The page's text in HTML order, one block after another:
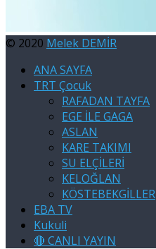
© 2020 Melek DEMİR
ANA SAYFA
TRT Çocuk
RAFADAN TAYFA
EGE İLE GAGA
ASLAN
KARE TAKIMI
SU ELÇİLERİ
KELOĞLAN
KÖSTEBEKGİLLER
EBA TV
Kukuli
🔴 CANLI YAYIN